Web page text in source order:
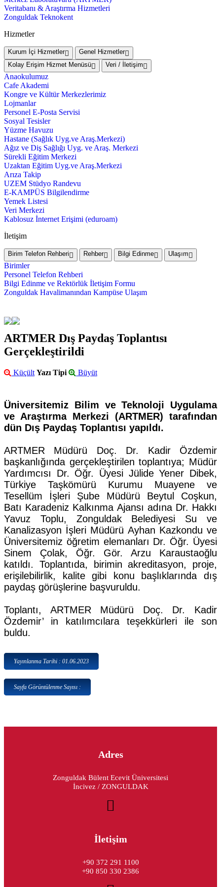
Veritabanı & Araştırma Hizmetleri
Zonguldak Teknokent
Hizmetler
Kurum İçi Hizmetler
Genel Hizmetler
Kolay Erişim Hizmet Menüsü
Veri / İletişim
Anaokulumuz
Cafe Akademi
Kongre ve Kültür Merkezlerimiz
Lojmanlar
Personel E-Posta Servisi
Sosyal Tesisler
Yüzme Havuzu
Hastane (Sağlık Uyg.ve Araş.Merkezi)
Ağız ve Diş Sağlığı Uyg. ve Araş. Merkezi
Sürekli Eğitim Merkezi
Uzaktan Eğitim Uyg.ve Araş.Merkezi
Arıza Takip
UZEM Stüdyo Randevu
E-KAMPÜS Bilgilendirme
Yemek Listesi
Veri Merkezi
Kablosuz İnternet Erişimi (eduroam)
İletişim
Birim Telefon Rehberi Rehber Bilgi Edinme Ulaşım
Birimler
Personel Telefon Rehberi
Bilgi Edinme ve Rektörlük İletişim Formu
Zonguldak Havalimanından Kampüse Ulaşım
ARTMER Dış Paydaş Toplantısı
Gerçekleştirildi
Küçült Yazı Tipi Büyüt
Üniversitemiz Bilim ve Teknoloji Uygulama
ve Araştırma Merkezi (ARTMER) tarafından
dün Dış Paydaş Toplantısı yapıldı.
ARTMER Müdürü Doç. Dr. Kadir Özdemir
başkanlığında gerçekleştirilen toplantıya; Müdür
Yardımcısı Dr. Öğr. Üyesi Jülide Yener Dibek,
Türkiye Taşkömürü Kurumu Muayene ve
Tesellüm İşleri Şube Müdürü Beytul Coşkun,
Batı Karadeniz Kalkınma Ajansı adına Dr. Hakkı
Yavuz Toplu, Zonguldak Belediyesi Su ve
Kanalizasyon İşleri Müdürü Ayhan Kazkondu ve
Üniversitemiz öğretim elemanları Dr. Öğr. Üyesi
Sinem Çolak, Öğr. Gör. Arzu Karaustaoğlu
katıldı. Toplantıda, birimin akreditasyon, proje,
erişilebilirlik, kalite gibi konu başlıklarında dış
paydaş görüşlerine başvuruldu.
Toplantı, ARTMER Müdürü Doç. Dr. Kadir
Özdemir’ in katılımcılara teşekkürleri ile son
buldu.
Yayınlanma Tarihi : 01.06.2023
Sayfa Görüntülenme Sayısı :
Adres
Zonguldak Bülent Ecevit Üniversitesi
İncivez / ZONGULDAK
İletişim
+90 372 291 1100
+90 850 330 2386